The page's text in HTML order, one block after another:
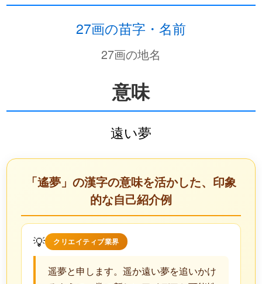
27画の苗字・名前
27画の地名
意味
遠い夢
「遙夢」の漢字の意味を活かした、印象
的な自己紹介例
💡 クリエイティブ業界
遥夢と申します。遥か遠い夢を追いかけ